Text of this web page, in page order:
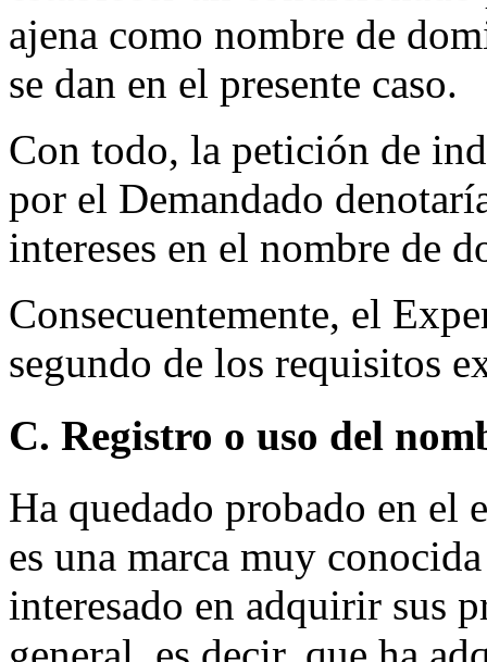
ajena como nombre de
se dan en el presente caso.
Con todo, la petición de
por el Demandado
intereses en el nombre de
Consecuentemente, el
segundo de los requisitos
C. Registro o uso del
Ha quedado probado en el
es una marca muy
interesado en adquirir sus